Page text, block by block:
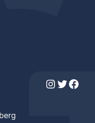
Instagram Twitter Facebook